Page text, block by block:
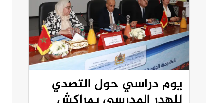
يوم دراسي حول التصدي